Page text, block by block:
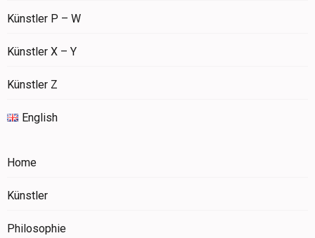
Künstler P – W
Künstler X – Y
Künstler Z
English
Home
Künstler
Philosophie